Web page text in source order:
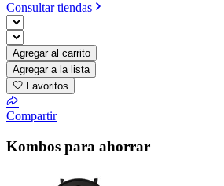
Consultar tiendas
Agregar al carrito
Agregar a la lista
Favoritos
Compartir
Kombos para ahorrar